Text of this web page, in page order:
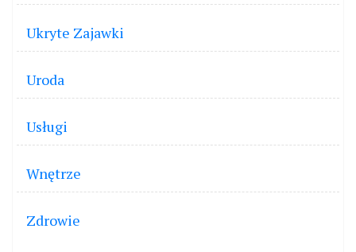
Ukryte Zajawki
Uroda
Usługi
Wnętrze
Zdrowie